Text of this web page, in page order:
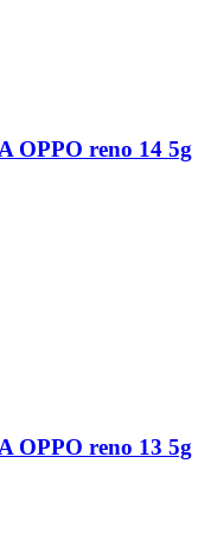
OPPO reno 14 5g
OPPO reno 13 5g